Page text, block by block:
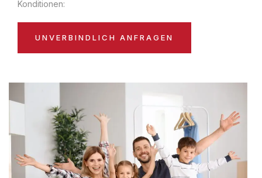
Konditionen:
UNVERBINDLICH ANFRAGEN